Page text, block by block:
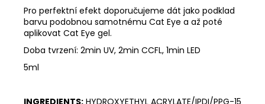
Pro perfektní efekt doporučujeme dát jako podklad
barvu podobnou samotnému Cat Eye a až poté
aplikovat Cat Eye gel.
Doba tvrzení: 2min UV, 2min CCFL, 1min LED
5ml
INGREDIENTS: HYDROXYETHYL ACRYLATE/IPDI/PPG-15